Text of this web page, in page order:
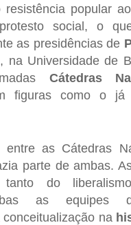
resistência popular
social, o
as presidências de
na Universidade de
Cátedras
figuras como o já
as Cátedras
parte de ambas.
tanto do
as equipes
na